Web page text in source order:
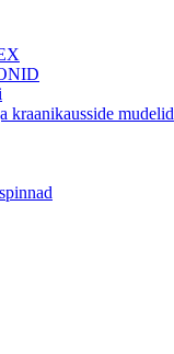
kraanikausside mudelid